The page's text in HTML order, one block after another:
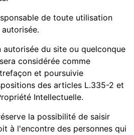
de toute utilisation
du site ou quelconque
considérée comme
et poursuivie
des articles L.335-2 et
Intellectuelle.
la possibilité de saisir
à l'encontre des personnes qui